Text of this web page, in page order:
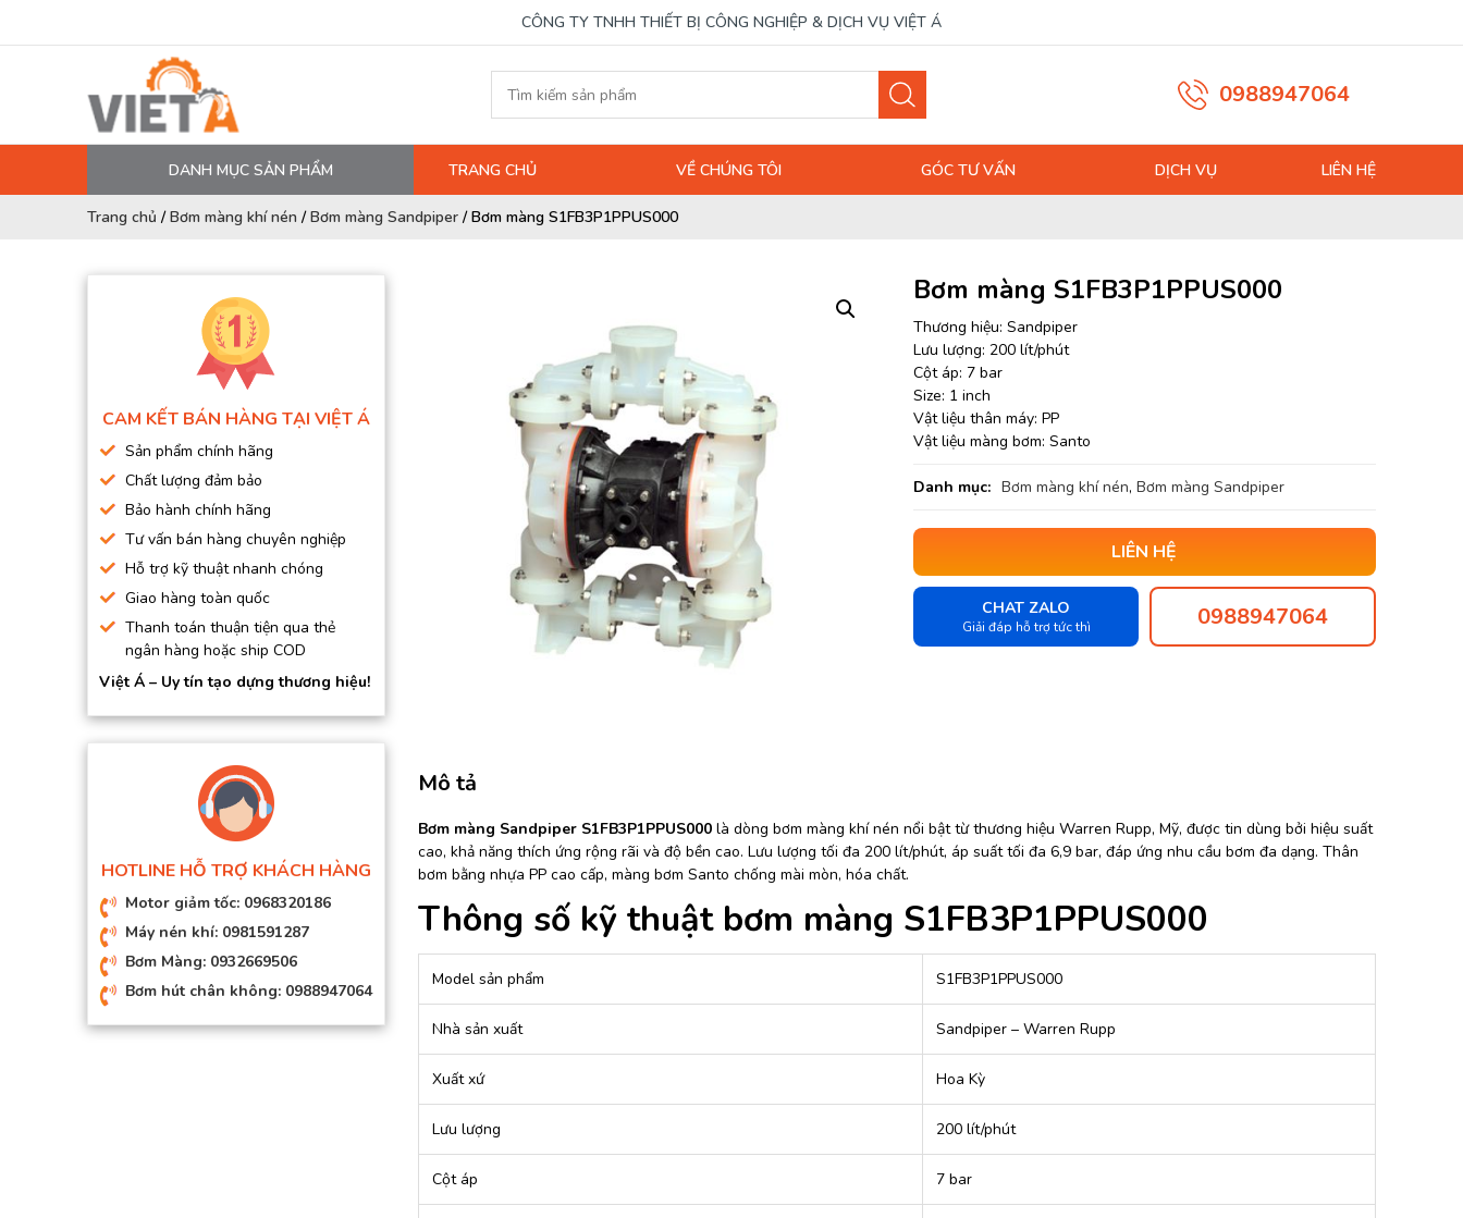
CÔNG TY TNHH THIẾT BỊ CÔNG NGHIỆP & DỊCH VỤ VIỆT Á
0988947064
DANH MỤC SẢN PHẨM
MÁY NÉN KHÍ
DẦU MÁY NÉN KHÍ
DÂY HƠI, ỐNG HƠI
BƠM MÀNG KHÍ NÉN
BƠM HÚT CHÂN KHÔNG
BƠM ĐỊNH LƯỢNG
MOTOR, HỘP GIẢM TỐC
MÁY TẠO KHÍ NITO
TRANG CHỦ VỀ CHÚNG TÔI GÓC TƯ VẤN DỊCH VỤ LIÊN HỆ
Trang chủ /Bơm màng khí nén /Bơm màng Sandpiper /Bơm màng S1FB3P1PPUS000
CAM KẾT BÁN HÀNG TẠI VIỆT Á
Sản phẩm chính hãng
Chất lượng đảm bảo
Bảo hành chính hãng
Tư vấn bán hàng chuyên nghiệp
Hỗ trợ kỹ thuật nhanh chóng
Giao hàng toàn quốc
Thanh toán thuận tiện qua thẻ
ngân hàng hoặc ship COD
Việt Á – Uy tín tạo dựng thương hiệu!
HOTLINE HỖ TRỢ KHÁCH HÀNG
Motor giảm tốc: 0968320186
Máy nén khí: 0981591287
Bơm Màng: 0932669506
Bơm hút chân không: 0988947064
Bơm màng S1FB3P1PPUS000
Thương hiệu: Sandpiper
Lưu lượng: 200 lít/phút
Cột áp: 7 bar
Size: 1 inch
Vật liệu thân máy: PP
Vật liệu màng bơm: Santo
Danh mục: Bơm màng khí nén, Bơm màng Sandpiper
LIÊN HỆ
CHAT ZALO
Giải đáp hỗ trợ tức thì 0988947064
Mô tả
Bơm màng Sandpiper S1FB3P1PPUS000là dòng bơm màng khí nén nổi bật từ thương hiệu Warren Rupp, Mỹ, được tin dùng bởi hiệu suất
cao, khả năng thích ứng rộng rãi và độ bền cao. Lưu lượng tối đa 200 lít/phút, áp suất tối đa 6,9 bar, đáp ứng nhu cầu bơm đa dạng. Thân
bơm bằng nhựa PP cao cấp, màng bơm Santo chống mài mòn, hóa chất.
Thông số kỹ thuật bơm màng S1FB3P1PPUS000
Model sản phẩm S1FB3P1PPUS000
Nhà sản xuất Sandpiper – Warren Rupp
Xuất xứ Hoa Kỳ
Lưu lượng 200 lít/phút
Cột áp 7 bar